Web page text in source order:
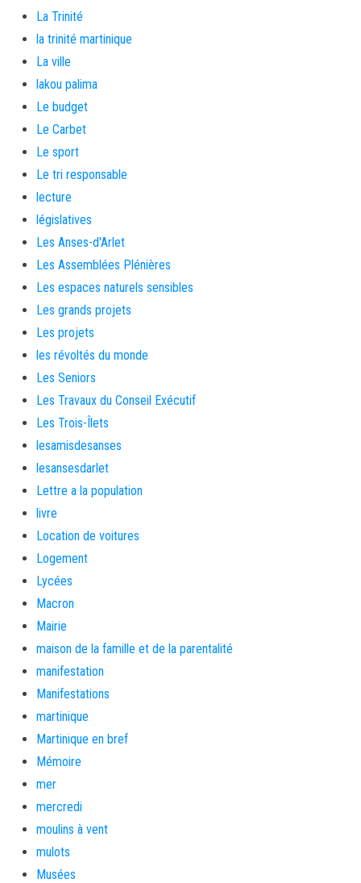
La Trinité
la trinité martinique
La ville
lakou palima
Le budget
Le Carbet
Le sport
Le tri responsable
lecture
législatives
Les Anses-d'Arlet
Les Assemblées Plénières
Les espaces naturels sensibles
Les grands projets
Les projets
les révoltés du monde
Les Seniors
Les Travaux du Conseil Exécutif
Les Trois-Îlets
lesamisdesanses
lesansesdarlet
Lettre a la population
livre
Location de voitures
Logement
Lycées
Macron
Mairie
maison de la famille et de la parentalité
manifestation
Manifestations
martinique
Martinique en bref
Mémoire
mer
mercredi
moulins à vent
mulots
Musées